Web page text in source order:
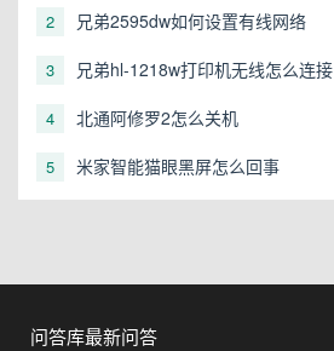
2 兄弟2595dw如何设置有线网络
3 兄弟hl-1218w打印机无线怎么连接
4 北通阿修罗2怎么关机
5 米家智能猫眼黑屏怎么回事
问答库最新问答